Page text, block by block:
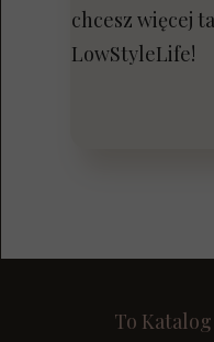
chcesz więcej
LowStyleLife!
To